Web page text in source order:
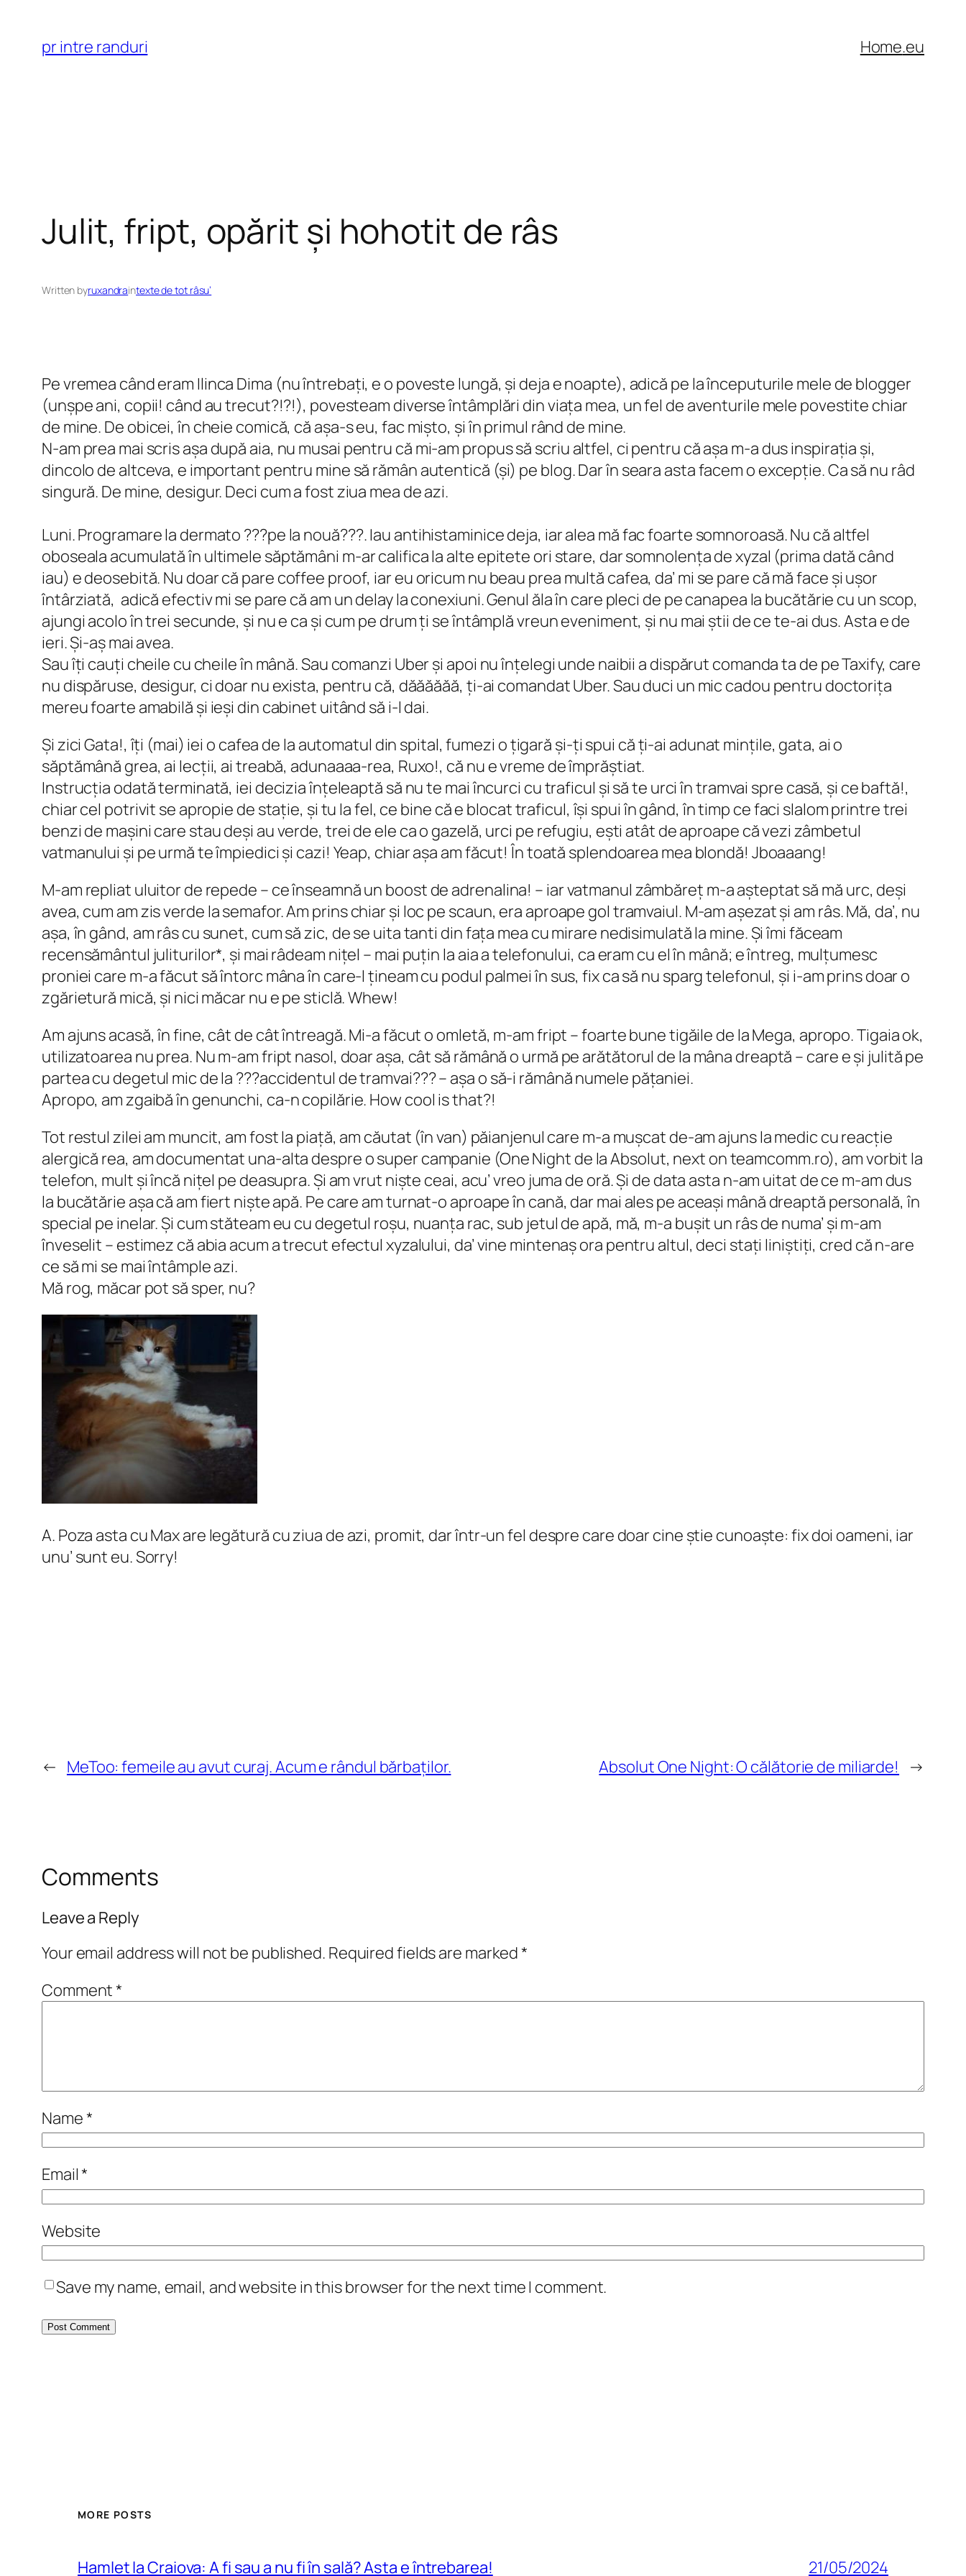
content
pr intre randuri Home.eu
Julit, fript, opărit și hohotit de râs
Written byruxandraintexte de tot râsu’
Pe vremea când eram Ilinca Dima (nu întrebați, e o poveste lungă, și deja e noapte), adică pe la începuturile mele de blogger
(unșpe ani, copii! când au trecut?!?!), povesteam diverse întâmplări din viața mea, un fel de aventurile mele povestite chiar
de mine. De obicei, în cheie comică, că așa-s eu, fac mișto, și în primul rând de mine.
N-am prea mai scris așa după aia, nu musai pentru că mi-am propus să scriu altfel, ci pentru că așa m-a dus inspirația și,
dincolo de altceva, e important pentru mine să rămân autentică (și) pe blog. Dar în seara asta facem o excepție. Ca să nu râd
singură. De mine, desigur. Deci cum a fost ziua mea de azi.
Luni. Programare la dermato ???pe la nouă???. Iau antihistaminice deja, iar alea mă fac foarte somnoroasă. Nu că altfel
oboseala acumulată în ultimele săptămâni m-ar califica la alte epitete ori stare, dar somnolența de xyzal (prima dată când
iau) e deosebită. Nu doar că pare coffee proof, iar eu oricum nu beau prea multă cafea, da’ mi se pare că mă face și ușor
întârziată, adică efectiv mi se pare că am un delay la conexiuni. Genul ăla în care pleci de pe canapea la bucătărie cu un scop,
ajungi acolo în trei secunde, și nu e ca și cum pe drum ți se întâmplă vreun eveniment, și nu mai știi de ce te-ai dus. Asta e de
ieri. Și-aș mai avea.
Sau îți cauți cheile cu cheile în mână. Sau comanzi Uber și apoi nu înțelegi unde naibii a dispărut comanda ta de pe Taxify, care
nu dispăruse, desigur, ci doar nu exista, pentru că, dăăăăăă, ți-ai comandat Uber. Sau duci un mic cadou pentru doctorița
mereu foarte amabilă și ieși din cabinet uitând să i-l dai.
Și zici Gata!, îți (mai) iei o cafea de la automatul din spital, fumezi o țigară și-ți spui că ți-ai adunat mințile, gata, ai o
săptămână grea, ai lecții, ai treabă, adunaaaa-rea, Ruxo!, că nu e vreme de împrăștiat.
Instrucția odată terminată, iei decizia înțeleaptă să nu te mai încurci cu traficul și să te urci în tramvai spre casă, și ce baftă!,
chiar cel potrivit se apropie de stație, și tu la fel, ce bine că e blocat traficul, își spui în gând, în timp ce faci slalom printre trei
benzi de mașini care stau deși au verde, trei de ele ca o gazelă, urci pe refugiu, ești atât de aproape că vezi zâmbetul
vatmanului și pe urmă te împiedici și cazi! Yeap, chiar așa am făcut! În toată splendoarea mea blondă! Jboaaang!
M-am repliat uluitor de repede – ce înseamnă un boost de adrenalina! – iar vatmanul zâmbăreț m-a așteptat să mă urc, deși
avea, cum am zis verde la semafor. Am prins chiar și loc pe scaun, era aproape gol tramvaiul. M-am așezat și am râs. Mă, da’, nu
așa, în gând, am râs cu sunet, cum să zic, de se uita tanti din fața mea cu mirare nedisimulată la mine. Și îmi făceam
recensământul juliturilor*, și mai râdeam nițel – mai puțin la aia a telefonului, ca eram cu el în mână; e întreg, mulțumesc
proniei care m-a făcut să întorc mâna în care-l țineam cu podul palmei în sus, fix ca să nu sparg telefonul, și i-am prins doar o
zgărietură mică, și nici măcar nu e pe sticlă. Whew!
Am ajuns acasă, în fine, cât de cât întreagă. Mi-a făcut o omletă, m-am fript – foarte bune tigăile de la Mega, apropo. Tigaia ok,
utilizatoarea nu prea. Nu m-am fript nasol, doar așa, cât să rămână o urmă pe arătătorul de la mâna dreaptă – care e și julită pe
partea cu degetul mic de la ???accidentul de tramvai??? – așa o să-i rămână numele pățaniei.
Apropo, am zgaibă în genunchi, ca-n copilărie. How cool is that?!
Tot restul zilei am muncit, am fost la piață, am căutat (în van) păianjenul care m-a mușcat de-am ajuns la medic cu reacție
alergică rea, am documentat una-alta despre o super campanie (One Night de la Absolut, next on teamcomm.ro), am vorbit la
telefon, mult și încă nițel pe deasupra. Și am vrut niște ceai, acu’ vreo juma de oră. Și de data asta n-am uitat de ce m-am dus
la bucătărie așa că am fiert niște apă. Pe care am turnat-o aproape în cană, dar mai ales pe aceași mână dreaptă personală, în
special pe inelar. Și cum stăteam eu cu degetul roșu, nuanța rac, sub jetul de apă, mă, m-a bușit un râs de numa’ și m-am
înveselit – estimez că abia acum a trecut efectul xyzalului, da’ vine mintenaș ora pentru altul, deci stați liniștiți, cred că n-are
ce să mi se mai întâmple azi.
Mă rog, măcar pot să sper, nu?
A. Poza asta cu Max are legătură cu ziua de azi, promit, dar într-un fel despre care doar cine știe cunoaște: fix doi oameni, iar
unu’ sunt eu. Sorry!
← MeToo: femeile au avut curaj. Acum e rândul bărbaților. Absolut One Night: O călătorie de miliarde! →
Comments
Leave a Reply
Your email address will not be published. Required fields are marked*
Comment*
Name*
Email*
Website
Save my name, email, and website in this browser for the next time I comment.
MORE POSTS
Hamlet la Craiova: A fi sau a nu fi în sală? Asta e întrebarea! 21/05/2024